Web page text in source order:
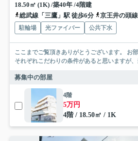
18.50㎡ (1K) /築40年 /4階建
総武線「三鷹」駅 徒歩6分
京王井の頭
駐輪場 光ファイバー 公共下水
ここまでご覧頂きありがとうございます。 お部屋探しの際には、皆さま
それぞれこだわりの条件があると思いますが
募集中の部屋
4階
5万円
4階 / 18.50㎡ / 1K